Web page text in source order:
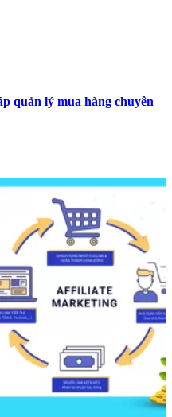
quản lý mua hàng chuyên